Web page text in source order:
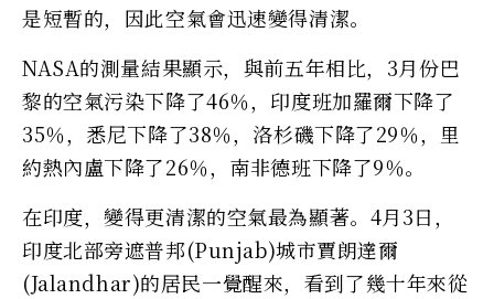
是短暫的，因此空氣會迅速變得清潔。
NASA的測量結果顯示，與前五年相比，3月份巴
黎的空氣污染下降了46％，印度班加羅爾下降了
35％，悉尼下降了38％，洛杉磯下降了29％，里
約熱內盧下降了26％，南非德班下降了9％。
在印度，變得更清潔的空氣最為顯著。4月3日，
印度北部旁遮普邦(Punjab)城市賈朗達爾
(Jalandhar)的居民一覺醒來，看到了幾十年來從